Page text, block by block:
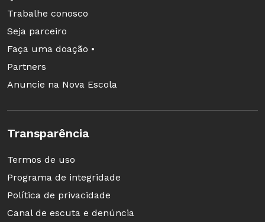
Trabalhe conosco
Seja parceiro
Faça uma doação •
Partners
Anuncie na Nova Escola
Transparência
Termos de uso
Programa de integridade
Política de privacidade
Canal de escuta e denúncia